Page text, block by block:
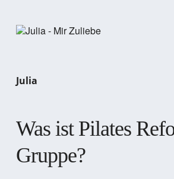
Julia
Was ist Pilates
Gruppe?